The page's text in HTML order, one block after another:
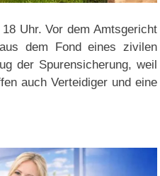
Uhr. Vor dem Amtsgericht
dem Fond eines zivilen
der Spurensicherung, weil
auch Verteidiger und eine